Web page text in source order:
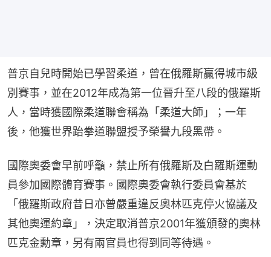
普京自兒時開始已學習柔道，曾在俄羅斯贏得城市級
別賽事，並在2012年成為第一位晉升至八段的俄羅斯
人，當時獲國際柔道聯會稱為「柔道大師」；一年
後，他獲世界跆拳道聯盟授予榮譽九段黑帶。
國際奧委會早前呼籲，禁止所有俄羅斯及白羅斯運動
員參加國際體育賽事。國際奧委會執行委員會基於
「俄羅斯政府昔日亦曾嚴重違反奧林匹克停火協議及
其他奧運約章」，決定取消普京2001年獲頒發的奧林
匹克金勳章，另有兩官員也得到同等待遇。